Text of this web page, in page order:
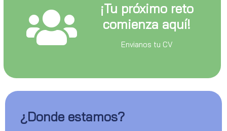
¡Tu próximo reto
comienza aquí!
Envianos tu CV
¿Donde estamos?